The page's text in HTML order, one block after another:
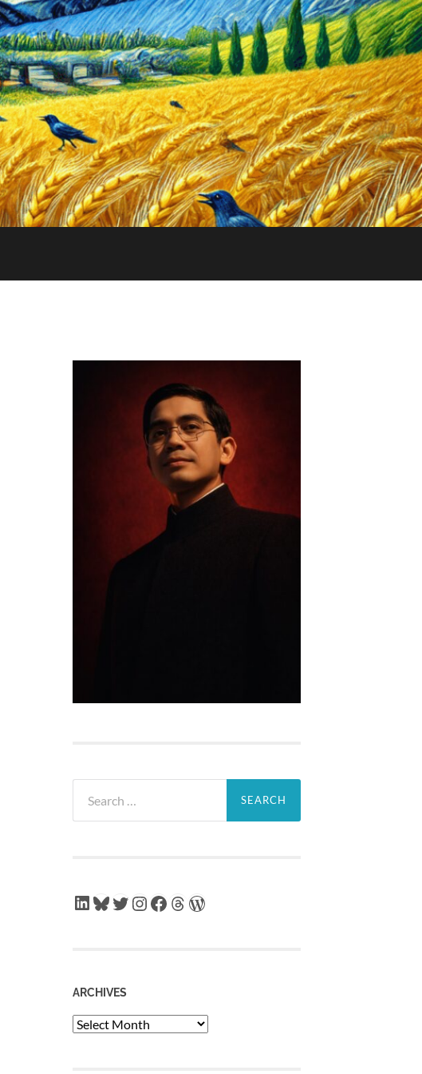
for:
LinkedIn
Bluesky
Twitter
Instagram
Facebook
Threads
WordPress
ARCHIVES
Archives